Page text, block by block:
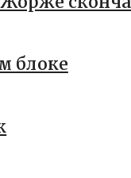
блоке